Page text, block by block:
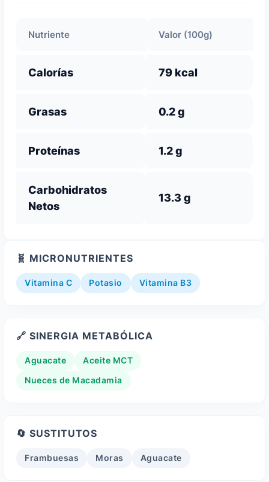
Nutriente Valor (100g)
Calorías 79 kcal
Grasas 0.2 g
Proteínas 1.2 g
Carbohidratos
Netos
13.3 g
🧬 MICRONUTRIENTES
Vitamina C Potasio Vitamina B3
🔗 SINERGIA METABÓLICA
Aguacate Aceite MCT
Nueces de Macadamia
🔄 SUSTITUTOS
Frambuesas Moras Aguacate